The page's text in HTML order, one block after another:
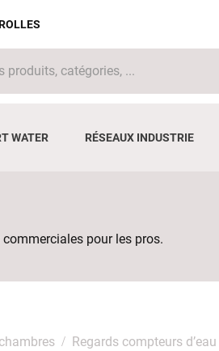
WATER RÉSEAUX INDUSTRIE
pour les pros.
Regards compteurs d’eau